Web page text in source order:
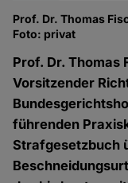
Prof. Dr. Thomas
Foto: privat
Prof. Dr. Thomas
Vorsitzender
führenden
Strafgesetzbuch